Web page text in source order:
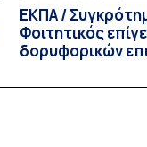
ΕΚΠΑ /
Φοιτητικός
δορυφορικών